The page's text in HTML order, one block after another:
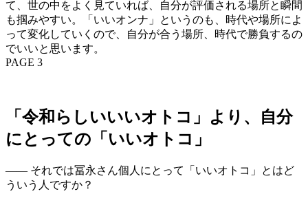
て、世の中をよく見ていれば、自分が評価される場所と瞬間
も掴みやすい。「いいオンナ」というのも、時代や場所によ
って変化していくので、自分が合う場所、時代で勝負するの
でいいと思います。
PAGE 3
「令和らしいいいオトコ」より、自分
にとっての「いいオトコ」
—— それでは冨永さん個人にとって「いいオトコ」とはど
ういう人ですか？